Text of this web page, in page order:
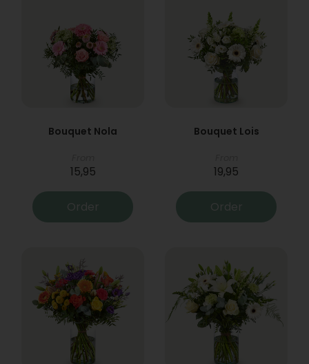
Bouquet Nola
15,95
Order
Bouquet Lois
19,95
Order